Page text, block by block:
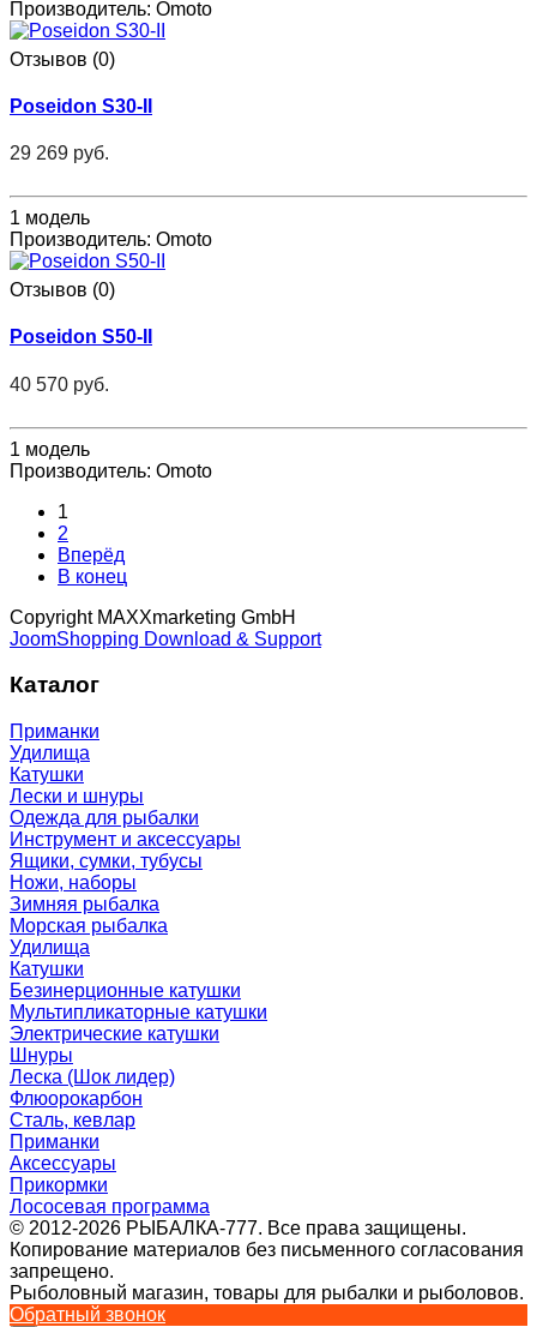
Производитель: Omoto
Отзывов (0)
Poseidon S30-II
29 269 руб.
1 модель
Производитель: Omoto
Отзывов (0)
Poseidon S50-II
40 570 руб.
1 модель
Производитель: Omoto
1
2
Вперёд
В конец
Copyright MAXXmarketing GmbH
JoomShopping Download & Support
Каталог
Приманки
Удилища
Катушки
Лески и шнуры
Одежда для рыбалки
Инструмент и аксессуары
Ящики, сумки, тубусы
Ножи, наборы
Зимняя рыбалка
Морская рыбалка
Удилища
Катушки
Безинерционные катушки
Мультипликаторные катушки
Электрические катушки
Шнуры
Леска (Шок лидер)
Флюорокарбон
Сталь, кевлар
Приманки
Аксессуары
Прикормки
Лососевая программа
© 2012-2026 РЫБАЛКА-777. Все права защищены.
Копирование материалов без письменного согласования
запрещено.
Рыболовный магазин, товары для рыбалки и рыболовов.
Обратный звонок